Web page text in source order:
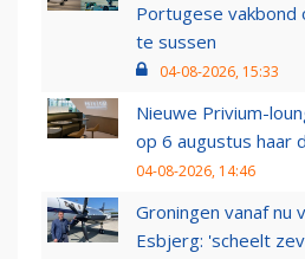
Portugese vakbond
te sussen
04-08-2026, 15:33
Nieuwe Privium-
op 6 augustus haar
04-08-2026, 14:46
Groningen vanaf nu
Esbjerg: 'scheelt